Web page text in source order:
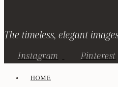
The timeless, elegant
Instagram Pinterest
HOME